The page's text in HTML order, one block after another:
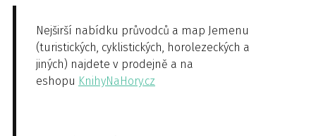
Nejširší nabídku průvodců a map Jemenu
(turistických, cyklistických, horolezeckých a
jiných) najdete v prodejně a na
eshopu KnihyNaHory.cz